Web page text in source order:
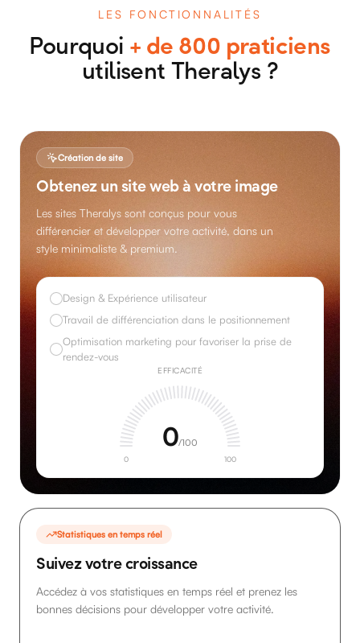
LES FONCTIONNALITÉS
Pourquoi + de 800 praticiens
utilisent Theralys ?
Création de site
Obtenez un site web à votre image
Les sites Theralys sont conçus pour vous
différencier et développer votre activité, dans un
style minimaliste & premium.
Design & Expérience utilisateur
Travail de différenciation dans le positionnement
Optimisation marketing pour favoriser la prise de
rendez-vous
EFFICACITÉ
30/100
0 100
Statistiques en temps réel
Suivez votre croissance
Accédez à vos statistiques en temps réel et prenez les
bonnes décisions pour développer votre activité.